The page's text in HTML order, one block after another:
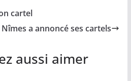
g
e
cartel
Nîmes a annoncé ses cartels
aussi aimer